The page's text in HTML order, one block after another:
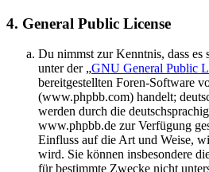
4. General Public License
Du nimmst zur Kenntnis, dass
unter der „GNU General Public
bereitgestellten Foren-Software
(www.phpbb.com) handelt;
werden durch die
www.phpbb.de zur Verfügung
Einfluss auf die Art und Weise,
wird. Sie können insbesondere
für bestimmte Zwecke nicht